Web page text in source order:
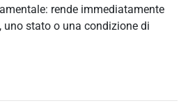
rende immediatamente
uno stato o una condizione di